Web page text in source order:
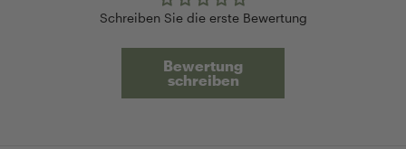
Schreiben Sie die erste Bewertung
Bewertung
schreiben